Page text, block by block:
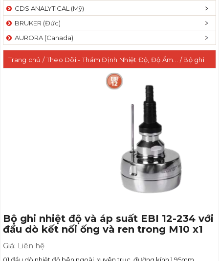
CDS ANALYTICAL (Mỹ)
BRUKER (Đức)
AURORA (Canada)
Trang chủ /Theo Dõi - Thẩm Định Nhiệt Độ, Độ Ẩm... / Bộ ghi
nhiệt độ và áp suất EBI 12-234 với đầu dò kết nối ống và ren
Bộ ghi nhiệt độ và áp suất EBI 12-234 với
đầu dò kết nối ống và ren trong M10 x1
Giá: Liên hệ
01 đầu dò nhiệt độ bên ngoài, xuyên trục, đường kính 1.95mm